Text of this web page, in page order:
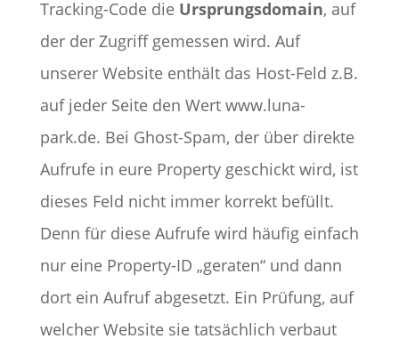
Tracking-Code die Ursprungsdomain, auf
der der Zugriff gemessen wird. Auf
unserer Website enthält das Host-Feld z.B.
auf jeder Seite den Wert www.luna-
park.de. Bei Ghost-Spam, der über direkte
Aufrufe in eure Property geschickt wird, ist
dieses Feld nicht immer korrekt befüllt.
Denn für diese Aufrufe wird häufig einfach
nur eine Property-ID „geraten“ und dann
dort ein Aufruf abgesetzt. Ein Prüfung, auf
welcher Website sie tatsächlich verbaut